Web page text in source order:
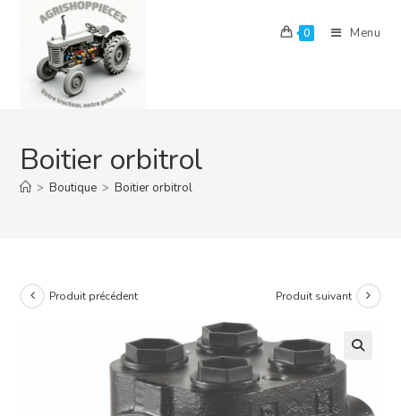
content
0 Menu
Boitier orbitrol
> Boutique > Boitier orbitrol
Produit précédent Produit suivant